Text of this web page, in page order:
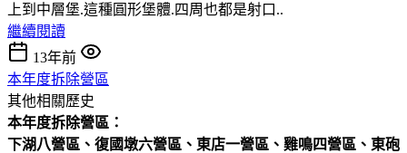
上到中層堡.這種圓形堡體.四周也都是射口..
繼續閱讀
13年前
本年度拆除營區
其他相關歷史
本年度拆除營區：
下湖八營區、復國墩六營區、東店一營區、雞鳴四營區、東砲